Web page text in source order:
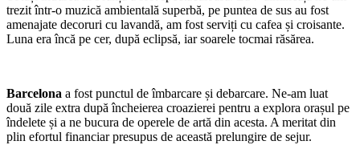
trezit într-o muzică ambientală superbă, pe puntea de sus au fost
amenajate decoruri cu lavandă, am fost serviți cu cafea și croisante.
Luna era încă pe cer, după eclipsă, iar soarele tocmai răsărea.
Barcelona a fost punctul de îmbarcare și debarcare. Ne-am luat
două zile extra după încheierea croazierei pentru a explora orașul pe
îndelete și a ne bucura de operele de artă din acesta. A meritat din
plin efortul financiar presupus de această prelungire de sejur.